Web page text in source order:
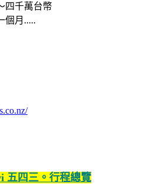
四千萬台幣
個月.....
五四三。行程總覽